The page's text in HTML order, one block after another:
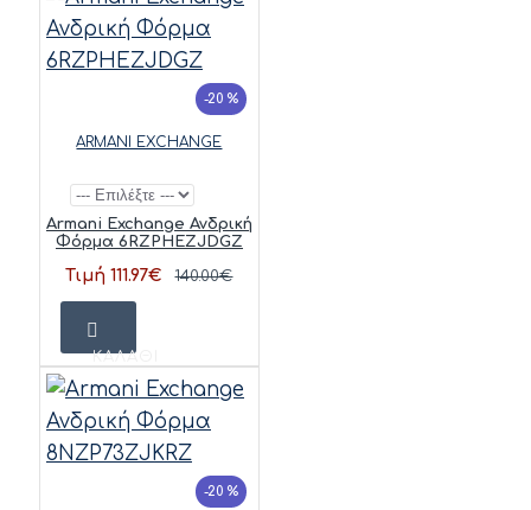
-20 %
ARMANI EXCHANGE
Armani Exchange Ανδρική
Φόρμα 6RZPHEZJDGZ
Τιμή 111.97€ 140.00€
ΚΑΛΆΘΙ
-20 %